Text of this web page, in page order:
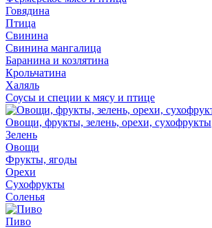
Говядина
Птица
Свинина
Свинина мангалица
Баранина и козлятина
Крольчатина
Халяль
Соусы и специи к мясу и птице
Овощи, фрукты, зелень, орехи, сухофрукты
Зелень
Овощи
Фрукты, ягоды
Орехи
Сухофрукты
Соленья
Пиво